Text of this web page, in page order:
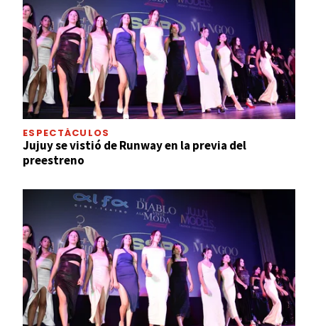
ESPECTÁCULOS
Jujuy se vistió de Runway en la previa del
preestreno